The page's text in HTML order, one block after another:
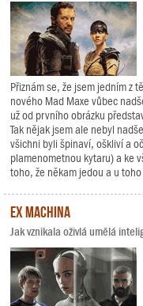
Přiznám se, že jsem jedním z
nového Mad Maxe vůbec
už od prvního obrázku
Tak nějak jsem ale nebyl
všichni byli špinaví, oškliví a
plamenometnou kytaru) a ke
toho, že někam jedou a u toho
Ex Machina
Jak vznikala oživlá umělá